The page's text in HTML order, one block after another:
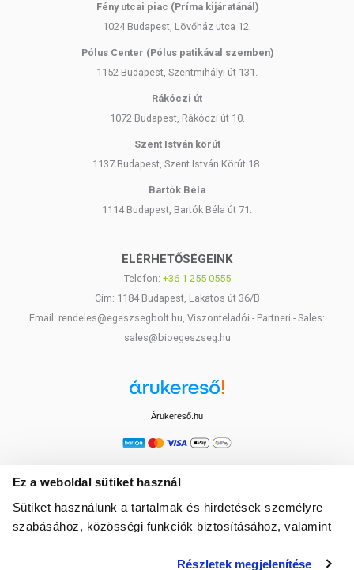
Ez a weboldal sütiket használ
Sütiket használunk a tartalmak és hirdetések személyre
szabásához, közösségi funkciók biztosításához, valamint
média-, hirdető- és elemező partnereinkkel megosztjuk az
Részletek megjelenítése
Fény utcai piac (Príma kijáratánál)
1024 Budapest, Lövőház utca 12.
Pólus Center (Pólus patikával szemben)
1152 Budapest, Szentmihályi út 131.
Rákóczi út
1072 Budapest, Rákóczi út 10.
Szent István körút
1137 Budapest, Szent István Körút 18.
Bartók Béla
1114 Budapest, Bartók Béla út 71.
ELÉRHETŐSÉGEINK
Telefon: +36-1-255-0555
Cím: 1184 Budapest, Lakatos út 36/B
Email: rendeles@egeszsegbolt.hu, Viszonteladói - Partneri - Sales:
sales@bioegeszseg.hu
Árukereső.hu